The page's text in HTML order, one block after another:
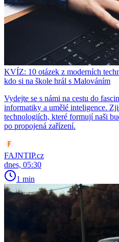
KVÍZ: 10 otázek z moderních
kdo si na škole hrál s Malováním
Vydejte se s námi na cestu do
informatiky a umělé inteligence.
technologiích, které formují naši
po propojená zařízení.
FAJNTIP.cz
dnes, 05:30
1 min